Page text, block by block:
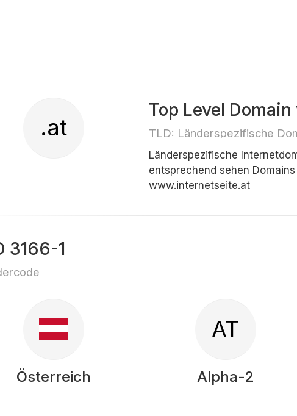
.at
Top Level
TLD: Länderspezifische
Länderspezifische
entsprechend sehen
www.internetseite.at
3166-1
Österreich
AT
Alpha-2